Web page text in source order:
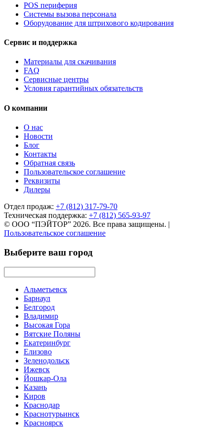
POS периферия
Системы вызова персонала
Оборудование для штрихового кодирования
Сервис и поддержка
Материалы для скачивания
FAQ
Сервисные центры
Условия гарантийных обязательств
О компании
О нас
Новости
Блог
Контакты
Обратная связь
Пользовательское соглашение
Реквизиты
Дилеры
Отдел продаж: +7 (812) 317-79-70
Техническая поддержка: +7 (812) 565-93-97
© ООО “ПЭЙТОР” 2026. Все права защищены. |
Пользовательское соглашение
Выберите ваш город
Альметьевск
Барнаул
Белгород
Владимир
Высокая Гора
Вятские Поляны
Екатеринбург
Елизово
Зеленодольск
Ижевск
Йошкар-Ола
Казань
Киров
Краснодар
Краснотурьинск
Красноярск